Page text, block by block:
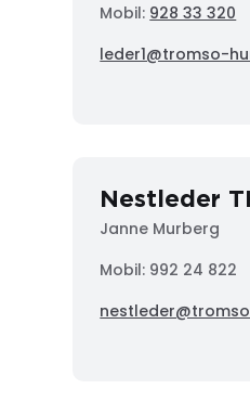
Mobil: 928 33 320
leder1@tromso-
Nestleder
Janne Murberg
Mobil: 992 24 822